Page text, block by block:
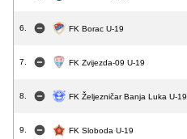
6. FK Borac U-19
7. FK Zvijezda-09 U-19
8. FK Željezničar Banja Luka U-19
9. FK Sloboda U-19